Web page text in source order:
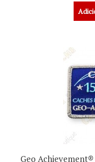
Geo Achievement®